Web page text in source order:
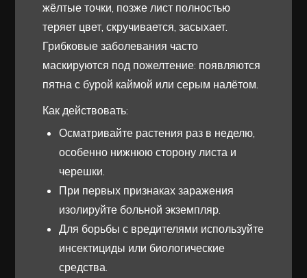
жёлтые точки, позже лист полностью
теряет цвет, скручивается, засыхает.
Грибковые заболевания часто
маскируются под пожелтение: появляются
пятна с бурой каймой или серым налётом.
Как действовать:
Осматривайте растения раз в неделю,
особенно нижнюю сторону листа и
черешки.
При первых признаках заражения
изолируйте больной экземпляр.
Для борьбы с вредителями используйте
инсектициды или биологические
средства.